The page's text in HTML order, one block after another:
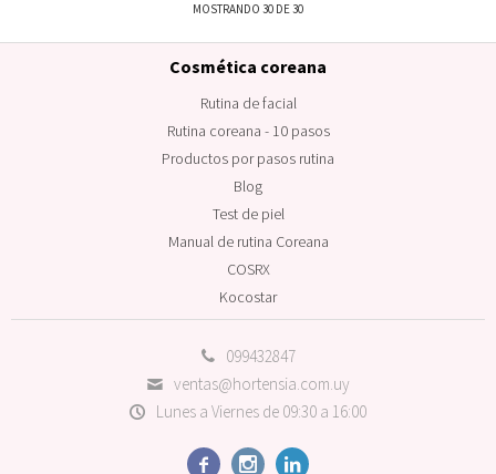
MOSTRANDO 30 DE30
099432847
ventas@hortensia.com.uy
Lunes a Viernes de 09:30 a 16:00
  
Cosmética coreana
Rutina de facial
Rutina coreana - 10 pasos
Productos por pasos rutina
Blog
Test de piel
Manual de rutina Coreana
COSRX
Kocostar